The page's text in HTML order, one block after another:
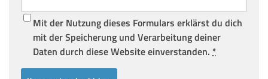
Mit der Nutzung dieses Formulars erklärst du dich
mit der Speicherung und Verarbeitung deiner
Daten durch diese Website einverstanden. *